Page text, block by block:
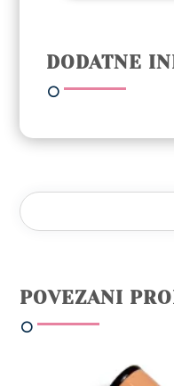
Bite
količina
DODATNE
POVEZANI